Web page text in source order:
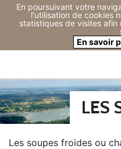
En poursuivant votre
l'utilisation de cookies
statistiques de visites
En savoir
LES
Les soupes froides ou